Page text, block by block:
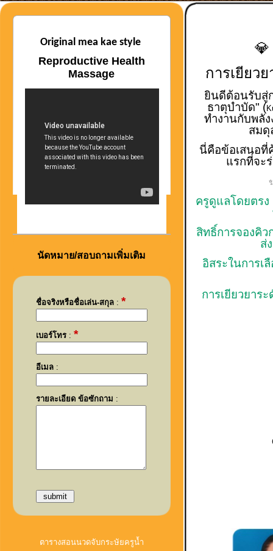
Original mea kae style
Reproductive Health
Massage
นัดหมาย/สอบถามเพิ่มเติม
ชื่อจริงหรือชื่อเล่น-สกุล : *
เบอร์โทร : *
อีเมล :
รายละเอียด ข้อซักถาม :
ตารางสอนนวดจับกระษัยครูน้ำ
💎
การเยียว
ยินดีต้อนรับสู่
ธาตุบำบัด" (
ทำงานกับพลั
สมดุ
นี่คือข้อเสนอที่
แรกที่จะ
ครูดูแลโดยตรง
สิทธิ์การจองคิว
ส่
อิสระในการเ
การเยียวยาร